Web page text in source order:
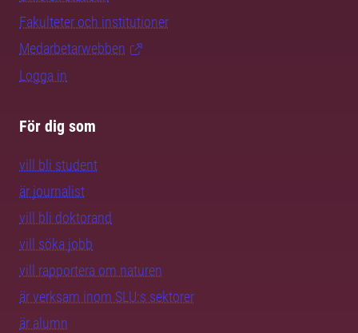
Fakulteter och institutioner
Medarbetarwebben
Logga in
För dig som
vill bli student
är journalist
vill bli doktorand
vill söka jobb
vill rapportera om naturen
är verksam inom SLU:s sektorer
är alumn